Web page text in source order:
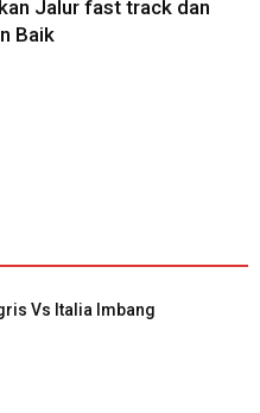
Jalur fast track dan
Baik
Vs Italia Imbang